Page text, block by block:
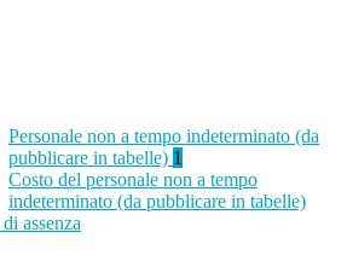
Personale non a tempo indeterminato (da
pubblicare in tabelle) 1
Costo del personale non a tempo
indeterminato (da pubblicare in tabelle)
assenza